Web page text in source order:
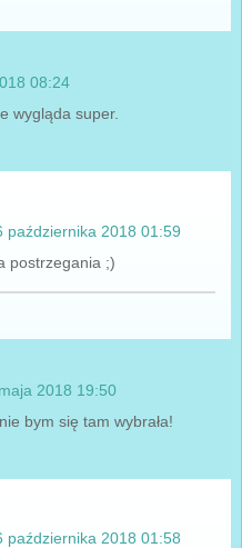
08:24
wygląda super.
października 2018 01:59
postrzegania ;)
2018 19:50
bym się tam wybrała!
października 2018 01:58